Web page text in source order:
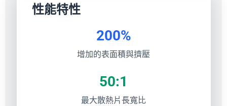
性能特性
200%
增加的表面積與擠壓
50:1
最大散熱片長寬比